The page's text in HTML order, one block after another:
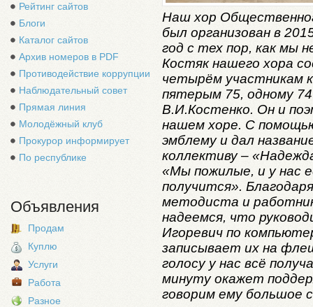
Рейтинг сайтов
Блоги
Каталог сайтов
Архив номеров в PDF
Противодействие коррупции
Наблюдательный совет
Прямая линия
Молодёжный клуб
Прокурор информирует
По республике
Объявления
Продам
Куплю
Услуги
Работа
Разное
Наш хор
был организован в
год с тех пор, как мы
Костяк нашего хора
четырём участникам
пятерым 75, одному
В.И.Костенко. Он и
нашем хоре. С
эмблему и дал
коллективу –
«Мы пожилые, и у нас
получится».
методиста и
надеемся, что
Игоревич по
записывает их на
голосу у нас всё
минуту окажет
говорим ему большое